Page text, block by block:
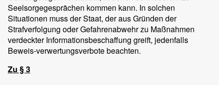
Seelsorgegesprächen kommen kann. In solchen
Situationen muss der Staat, der aus Gründen der
Strafverfolgung oder Gefahrenabwehr zu Maßnahmen
verdeckter Informationsbeschaffung greift, jedenfalls
Beweis-verwertungsverbote beachten.
Zu § 3